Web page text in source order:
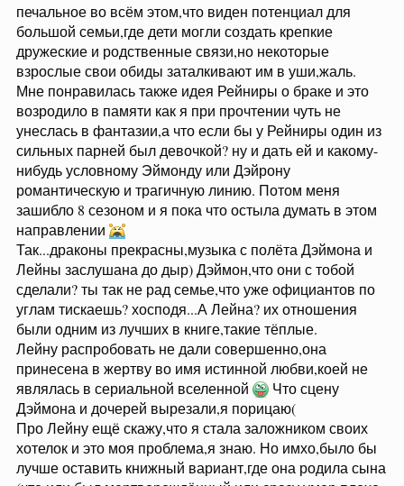
печальное во всём этом,что виден потенциал для
большой семьи,где дети могли создать крепкие
дружеские и родственные связи,но некоторые
взрослые свои обиды заталкивают им в уши,жаль.
Мне понравилась также идея Рейниры о браке и это
возродило в памяти как я при прочтении чуть не
унеслась в фантазии,а что если бы у Рейниры один из
сильных парней был девочкой? ну и дать ей и какому-
нибудь условному Эймонду или Дэйрону
романтическую и трагичную линию. Потом меня
зашибло 8 сезоном и я пока что остыла думать в этом
направлении
Так...драконы прекрасны,музыка с полёта Дэймона и
Лейны заслушана до дыр) Дэймон,что они с тобой
сделали? ты так не рад семье,что уже официантов по
углам тискаешь? хосподя...А Лейна? их отношения
были одним из лучших в книге,такие тёплые.
Лейну распробовать не дали совершенно,она
принесена в жертву во имя истинной любви,коей не
являлась в сериальной вселенной
Что сцену
Дэймона и дочерей вырезали,я порицаю(
Про Лейну ещё скажу,что я стала заложником своих
хотелок и это моя проблема,я знаю. Но имхо,было бы
лучше оставить книжный вариант,где она родила сына